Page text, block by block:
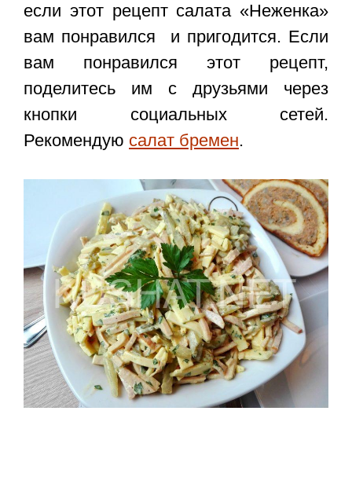
если этот рецепт салата «Неженка»
вам понравился и пригодится. Если
вам понравился этот рецепт,
поделитесь им с друзьями через
кнопки социальных сетей.
Рекомендую салат бремен.